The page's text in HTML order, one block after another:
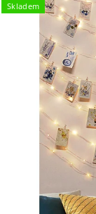
Skladem